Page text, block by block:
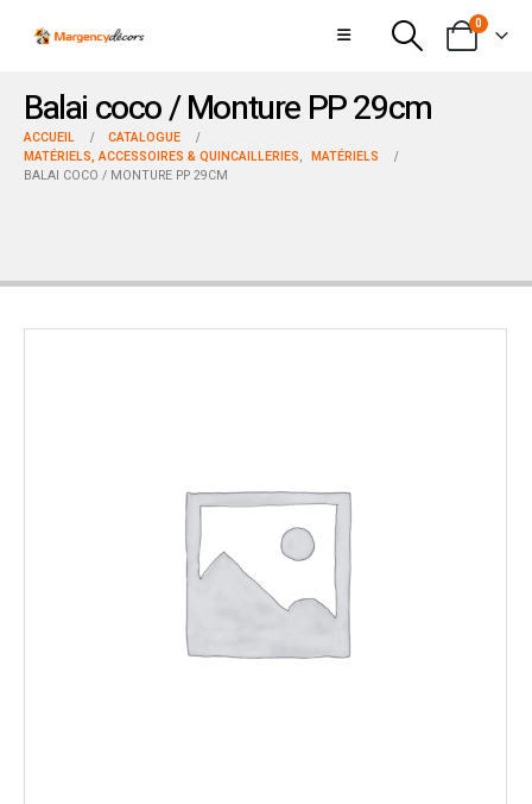
0
Balai coco / Monture PP 29cm
ACCUEIL
CATALOGUE
MATÉRIELS, ACCESSOIRES & QUINCAILLERIES, MATÉRIELS
BALAI COCO / MONTURE PP 29CM